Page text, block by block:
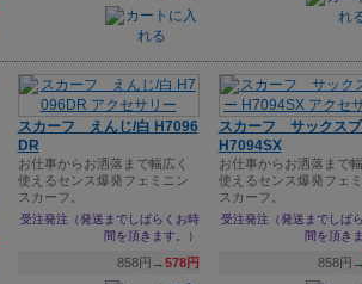
スカーフ えんじ/白 H7096
DR
お仕事からお洒落まで幅広く
使えるセンス爆発フェミニン
スカーフ。
受注発注（発送までしばらくお時
間を頂きます。）
858円→578円
スカーフ サックス
H7094SX
お仕事からお洒落まで幅
使えるセンス爆発フェ
スカーフ。
受注発注（発送までしば
間を頂き
858円→